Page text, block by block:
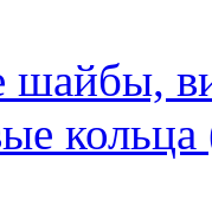
шайбы,